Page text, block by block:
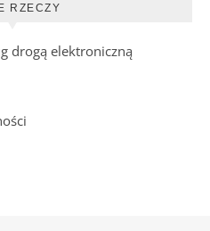
RZECZY
drogą elektroniczną